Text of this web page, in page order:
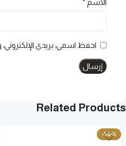
الاسم *
احفظ اسمي، بريدي
Related Products
-50%